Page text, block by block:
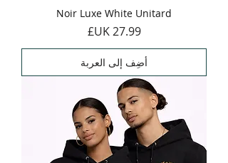
Noir Luxe White Unitard
السعر‏27.99 UK£
أضِف إلى العربة